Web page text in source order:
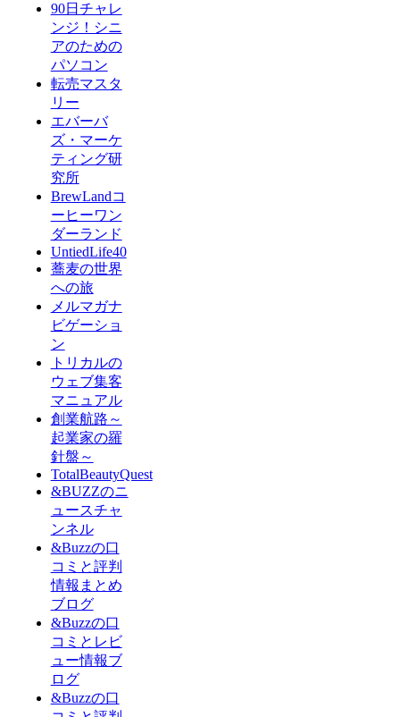
90日チャレ
ンジ！シニ
アのための
パソコン
転売マスタ
リー
エバーバ
ズ・マーケ
ティング研
究所
BrewLandコ
ーヒーワン
ダーランド
UntiedLife40
蕎麦の世界
への旅
メルマガナ
ビゲーショ
ン
トリカルの
ウェブ集客
マニュアル
創業航路～
起業家の羅
針盤～
TotalBeautyQuest
&BUZZのニ
ュースチャ
ンネル
&Buzzの口
コミと評判
情報まとめ
ブログ
&Buzzの口
コミとレビ
ュー情報ブ
ログ
&Buzzの口